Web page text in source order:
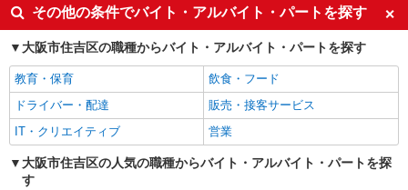
同じ特徴から長居駅の求人を探す
入社日応相談
未経験歓迎
経験者・有資格者歓迎
新卒・第二新卒歓迎
女性活躍中
主婦・主夫歓迎
フリーター歓迎
学歴不問
ブランクOK
ミドル（40代～）活躍中
エルダー（50代～）活躍中
シニア（60代～）活躍中
その他の条件でバイト・アルバイト・パートを探す
大阪市住吉区の職種からバイト・アルバイト・パートを探す
教育・保育
飲食・フード
ドライバー・配達
販売・接客サービス
IT・クリエイティブ
営業
大阪市住吉区の人気の職種からバイト・アルバイト・パートを探
す